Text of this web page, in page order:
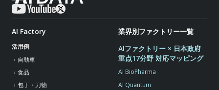
AI Factory
活用例
自動車
食品
包丁・刀物
業界別ファクトリー一覧
AIファクトリー × 日本政府
重点17分野 対応マッピング
AI BioPharma
AI Quantum